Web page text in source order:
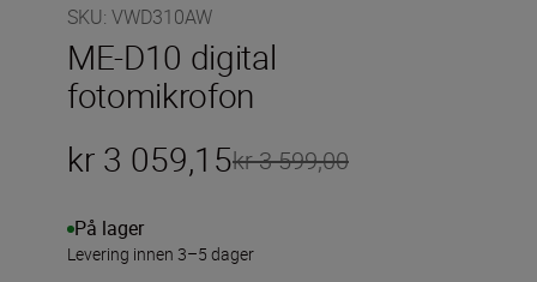
SKU: VWD310AW
ME-D10 digital
fotomikrofon
kr 3 059,15kr 3 599,00
På lager
Levering innen 3–5 dager